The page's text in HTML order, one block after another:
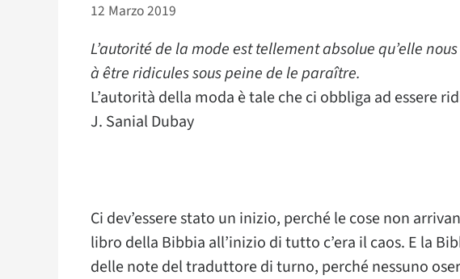
12 Marzo 2019
L’autorité de la mode est tellement absolue qu’elle
à être ridicules sous peine de le paraître.
L’autorità della moda è tale che ci obbliga ad essere
J. Sanial Dubay
Ci dev’essere stato un inizio, perché le cose non
libro della Bibbia all’inizio di tutto c’era il caos. E la
delle note del traduttore di turno, perché nessuno